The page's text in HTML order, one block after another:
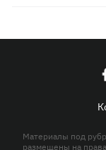
Материалы под
размещены на